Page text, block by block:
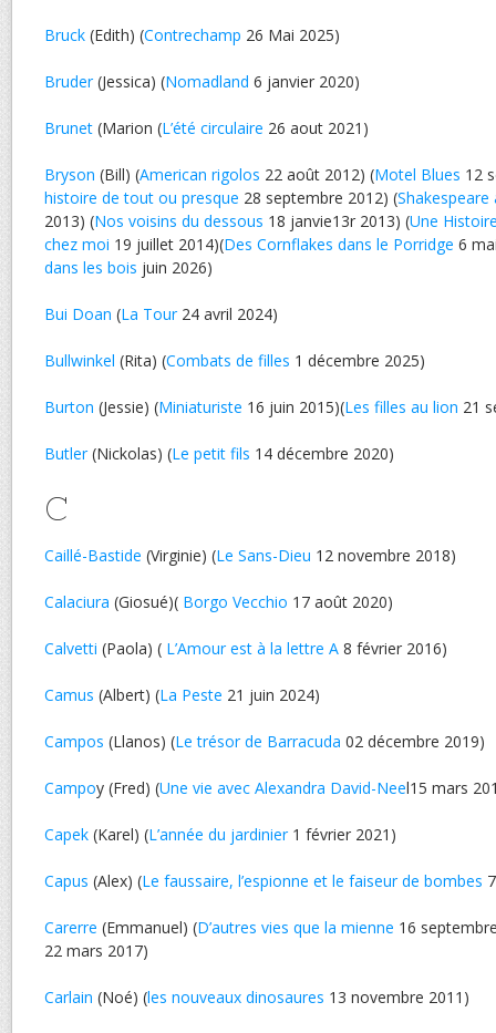
Bruck (Edith) (Contrechamp 26 Mai 2025)
Bruder(Jessica) (Nomadland 6 janvier 2020)
Brunet (Marion (L’été circulaire 26 aout 2021)
Bryson (Bill) (American rigolos 22 août 2012) (Motel Blues 12
histoire de tout ou presque 28 septembre 2012) (
2013) (Nos voisins du dessous 18 janvie13r 2013) (Une
chez moi 19 juillet 2014)(Des Cornflakes dans le Porridge 6
dans les bois juin 2026)
Bui Doan (La Tour24 avril 2024)
Bullwinkel (Rita) (Combats de filles 1 décembre 2025)
Burton (Jessie) (Miniaturiste 16 juin 2015)(Les filles au lion 21
Butler(Nickolas) (Le petit fils 14 décembre 2020)
C
Caillé-Bastide (Virginie) (Le Sans-Dieu 12 novembre 2018)
Calaciura (Giosué)( Borgo Vecchio 17 août 2020)
Calvetti (Paola) ( L’Amour est à la lettre A 8 février 2016)
Camus (Albert) (La Peste 21 juin 2024)
Campos (Llanos) (Le trésor de Barracuda 02 décembre 2019)
Campoy (Fred) (Une vie avec Alexandra David-Neel15 mars
Capek (Karel) (L’année du jardinier1 février 2021)
Capus (Alex) (Le faussaire, l’espionne et le faiseur de bombes
Carerre (Emmanuel) (D’autres vies que la mienne 16
22 mars 2017)
Carlain (Noé) (les nouveaux dinosaures 13 novembre 2011)